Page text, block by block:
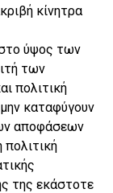
κίνητρα
ύψος των
των
πολιτική
καταφύγουν
αποφάσεων
πολιτική
της εκάστοτε